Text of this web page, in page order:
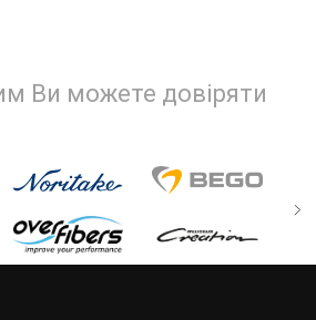
Ви можете довіряти